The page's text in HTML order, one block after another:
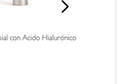
con Ácido Hialurónico